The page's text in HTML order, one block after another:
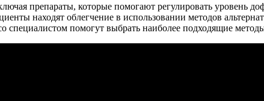
препараты, которые помогают регулировать уровень
находят облегчение в использовании методов
помогут выбрать наиболее подходящие